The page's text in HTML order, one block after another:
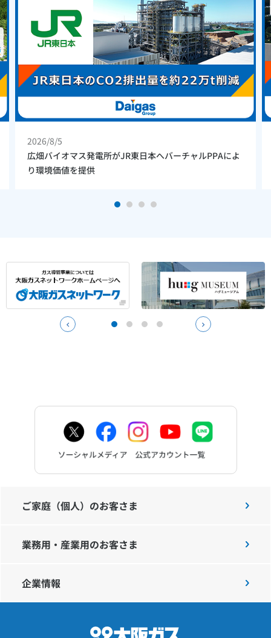
2026/7/28
【Daigasグループ】東洋鋼鈑株式会社とのPPAを締結
ご家庭（個人）のお客さま
業務用・産業用のお客さま
企業情報